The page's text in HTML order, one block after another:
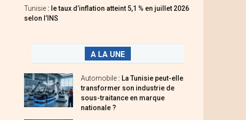
Tunisie : le taux d’inflation atteint 5,1 % en juillet 2026
selon l’INS
A LA UNE
Automobile : La Tunisie peut-elle
transformer son industrie de
sous-traitance en marque
nationale ?